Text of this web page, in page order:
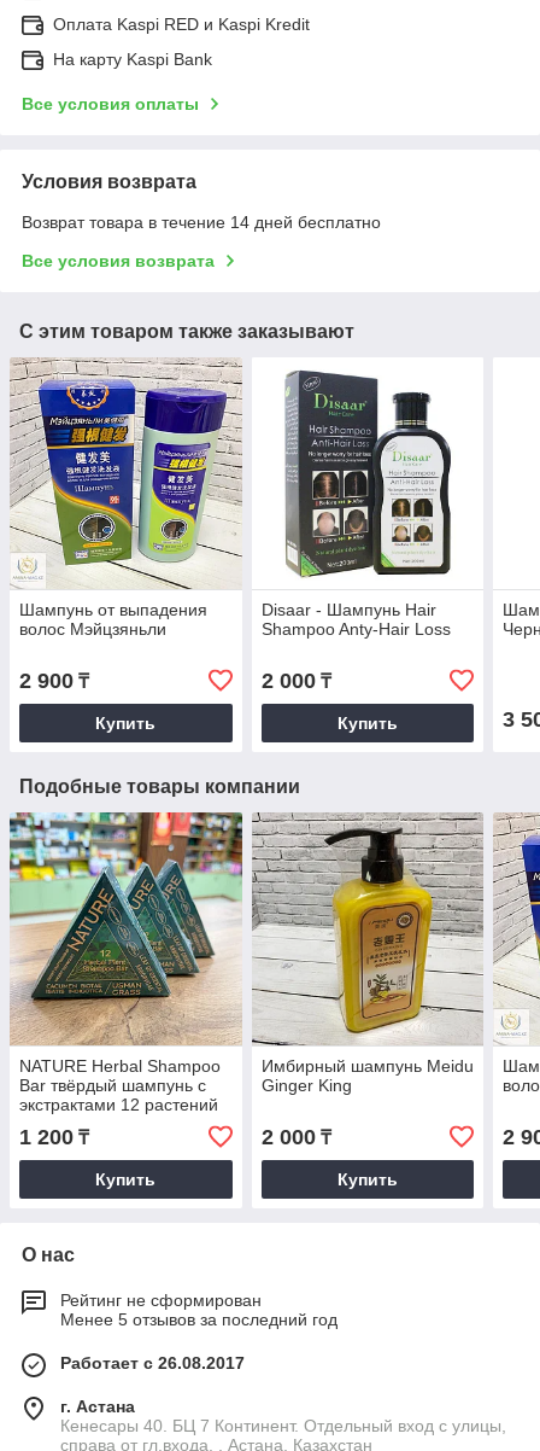
Оплата Kaspi RED и Kaspi Kredit
На карту Kaspi Bank
Все условия оплаты
Условия возврата
Возврат товара в течение 14 дней бесплатно
Все условия возврата
С этим товаром также заказывают
Шампунь от выпадения
волос Мэйцзяньли
2 900 ₸
Купить
Disaar - Шампунь Hair
Shampoo Anty-Hair Loss
2 000₸
Купить 3
Подобные товары компании
NATURE Herbal Shampoo
Bar твёрдый шампунь с
экстрактами 12 растений
1 200 ₸
Купить
Имбирный шампунь Meidu
Ginger King
2 000₸
Купить
2
О нас
Рейтинг не сформирован
Менее 5 отзывов за последний год
Работает с 26.08.2017
г. Астана
Кенесары 40. БЦ 7 Континент. Отдельный вход с улицы,
справа от гл.входа. , Астана, Казахстан